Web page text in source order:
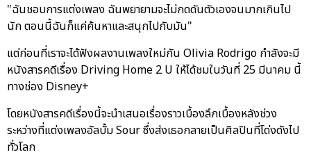
"ฉันชอบการแต่งเพลง ฉันพยายามจะไม่กดดันตัวเองจนมากเกินไป
นัก ตอนนี้ฉันก็แค่ค้นหาและสนุกไปกับมัน"
แต่ก่อนที่เราจะได้ฟังผลงานเพลงใหม่กัน Olivia Rodrigo กำลังจะมี
หนังสารคดีเรื่อง Driving Home 2 U ให้ได้ชมในวันที่ 25 มีนาคม นี้
ทางช่อง Disney+
โดยหนังสารคดีเรื่องนี้จะนำเสนอเรื่องราวเบื้องลึกเบื้องหลังช่วง
ระหว่างที่แต่งเพลงอัลบั้ม Sour ซึ่งส่งเธอกลายเป็นศิลปินที่โด่งดังไป
ทั่วโลก